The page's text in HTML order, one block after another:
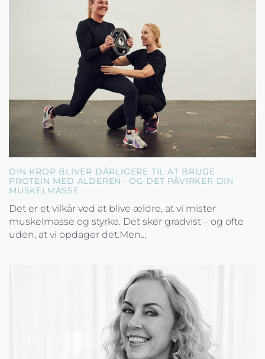
DIN KROP BLIVER DÅRLIGERE TIL AT BRUGE
PROTEIN MED ALDEREN– OG DET PÅVIRKER DIN
MUSKELMASSE
Det er et vilkår ved at blive ældre, at vi mister
muskelmasse og styrke. Det sker gradvist – og ofte
uden, at vi opdager det.Men...